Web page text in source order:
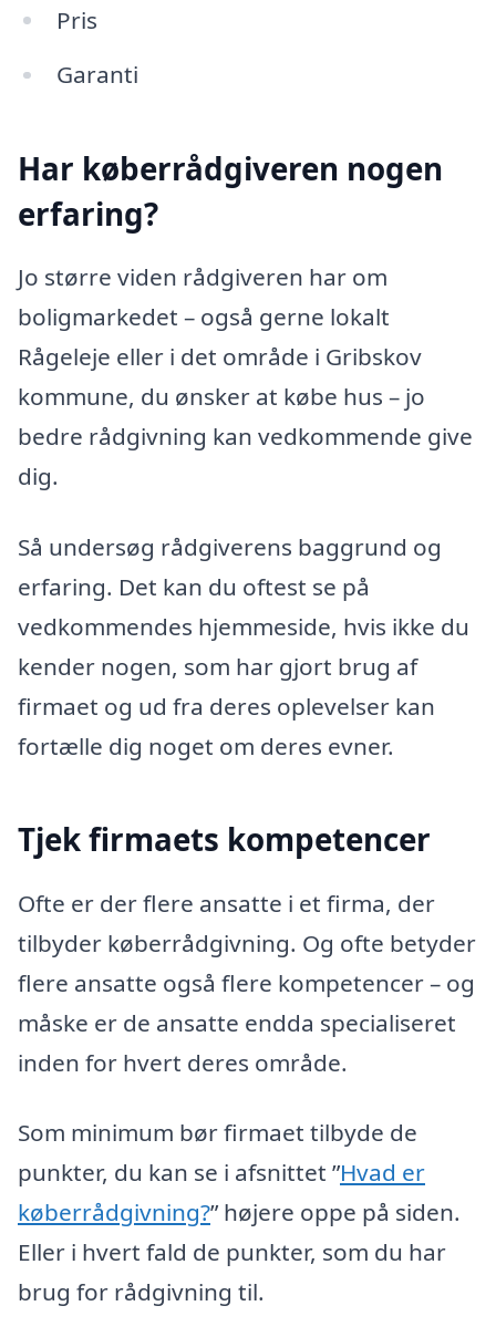
Pris
Garanti
Har køberrådgiveren nogen
erfaring?
Jo større viden rådgiveren har om
boligmarkedet – også gerne lokalt
Rågeleje eller i det område i Gribskov
kommune, du ønsker at købe hus – jo
bedre rådgivning kan vedkommende give
dig.
Så undersøg rådgiverens baggrund og
erfaring. Det kan du oftest se på
vedkommendes hjemmeside, hvis ikke du
kender nogen, som har gjort brug af
firmaet og ud fra deres oplevelser kan
fortælle dig noget om deres evner.
Tjek firmaets kompetencer
Ofte er der flere ansatte i et firma, der
tilbyder køberrådgivning. Og ofte betyder
flere ansatte også flere kompetencer – og
måske er de ansatte endda specialiseret
inden for hvert deres område.
Som minimum bør firmaet tilbyde de
punkter, du kan se i afsnittet ”Hvad er
køberrådgivning?” højere oppe på siden.
Eller i hvert fald de punkter, som du har
brug for rådgivning til.